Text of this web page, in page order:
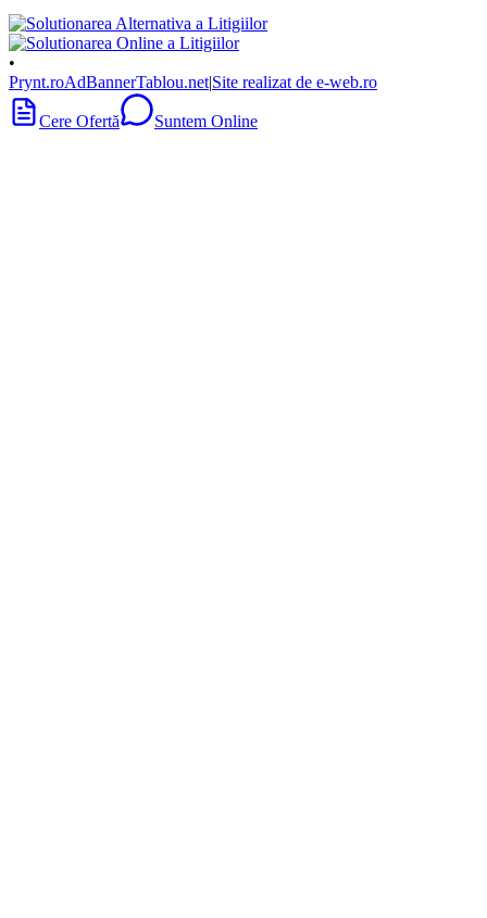
•
Prynt.roAdBannerTablou.net|Site realizat de e-web.ro
Cere Ofertă Suntem Online